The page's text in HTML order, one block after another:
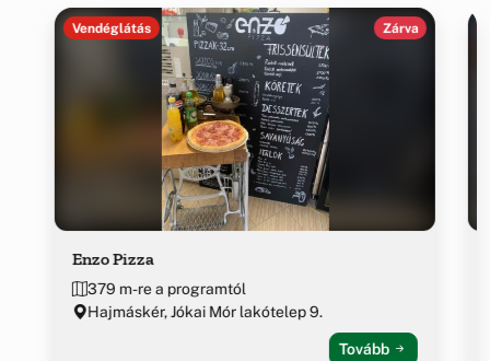
Vendéglátás Zárva
Enzo Pizza
379 m-re a programtól
Hajmáskér, Jókai Mór lakótelep 9.
Tovább